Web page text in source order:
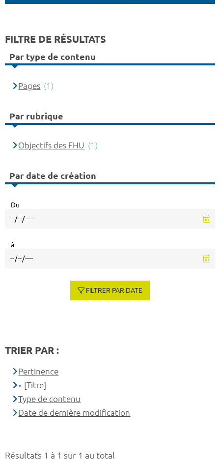
Résultats 1 à 1 sur 1 au total
FILTRE DE RÉSULTATS
Par type de contenu
Pages (1)
Par rubrique
Objectifs des FHU (1)
Par date de création
Du
à
FILTRER PAR DATE
TRIER PAR :
Pertinence
[Titre]
Type de contenu
Date de dernière modification